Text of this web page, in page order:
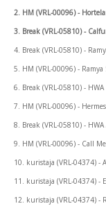
2. HM (VRL-00096) -
3. Break (VRL-05810) -
4. Break (VRL-05810) -
5. HM (VRL-00096) - Ramya
6. Break (VRL-05810) -
7. HM (VRL-00096) -
8. Break (VRL-05810) - HWA
9. HM (VRL-00096) - Call
10. kuristaja (VRL-04374) -
11. kuristaja (VRL-04374) -
12. kuristaja (VRL-04374) -